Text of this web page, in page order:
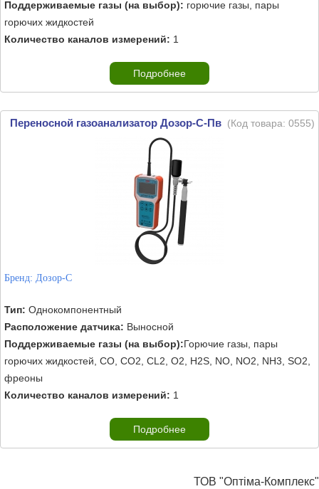
Поддерживаемые газы (на выбор): горючие газы, пары
горючих жидкостей
Количество каналов измерений: 1
Подробнее
Переносной газоанализатор Дозор-С-Пв (Код товара: 0555)
Бренд: Дозор-С
Тип: Однокомпонентный
Расположение датчика: Выносной
Поддерживаемые газы (на выбор):Горючие газы, пары
горючих жидкостей, CO, CO2, CL2, O2, H2S, NO, NO2, NH3, SO2,
фреоны
Количество каналов измерений: 1
Подробнее
ТОВ "Оптіма-Комплекс"